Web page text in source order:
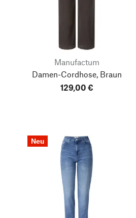
Manufactum
Damen-Cordhose, Braun
129,00 €
Neu